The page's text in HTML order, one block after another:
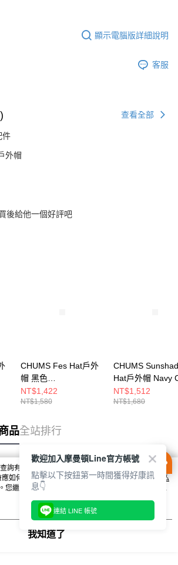
顯示電腦版詳細說明
客服
查看全部
件
外帽
後給他一個好評吧
CHUMS Fes Hat戶外
帽 黑色
CH051469K001
NT$1,422
NT$1,580
CHUMS
Hat戶外帽 Navy
CH051471C075
NT$1,512
NT$1,680
品全站排行
詢有關本網站使用 cookie 方式之詳情，及若您不希
如何變更電腦的 cookie 設定，請參閱本網站「
隱私
您繼續使用本網站即表示您同意本公司得按本網站使
cookie。
我知道了
歡迎加入摩曼頓Line官方帳號
點擊以下按鈕第一時間獲得好康訊
息👇
連結 LINE 帳號